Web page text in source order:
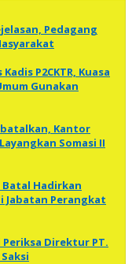
Pedagang
P2CKTR, Kuasa
Gunakan
Kantor
Somasi II
Batal Hadirkan
Jabatan Perangkat
Direktur PT.